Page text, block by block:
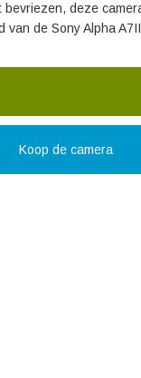
bevriezen, deze
van de Sony Alpha
Koop de camera